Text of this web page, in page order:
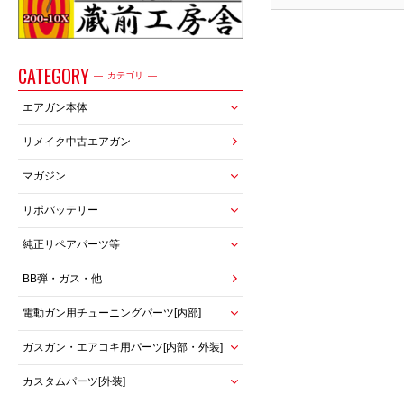
CATEGORY カテゴリ
エアガン本体
リメイク中古エアガン
マガジン
リポバッテリー
純正リペアパーツ等
BB弾・ガス・他
電動ガン用チューニングパーツ[内部]
ガスガン・エアコキ用パーツ[内部・外装]
カスタムパーツ[外装]